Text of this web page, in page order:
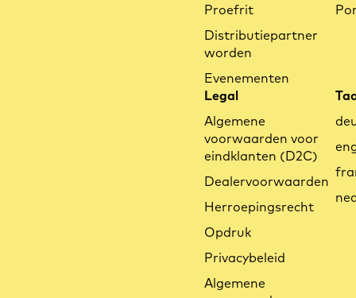
Proefrit
Distributiepartner
worden
Evenementen
Legal
Algemene
voorwaarden voor
eindklanten (D2C)
Dealervoorwaarden
Herroepingsrecht
Opdruk
Privacybeleid
Algemene